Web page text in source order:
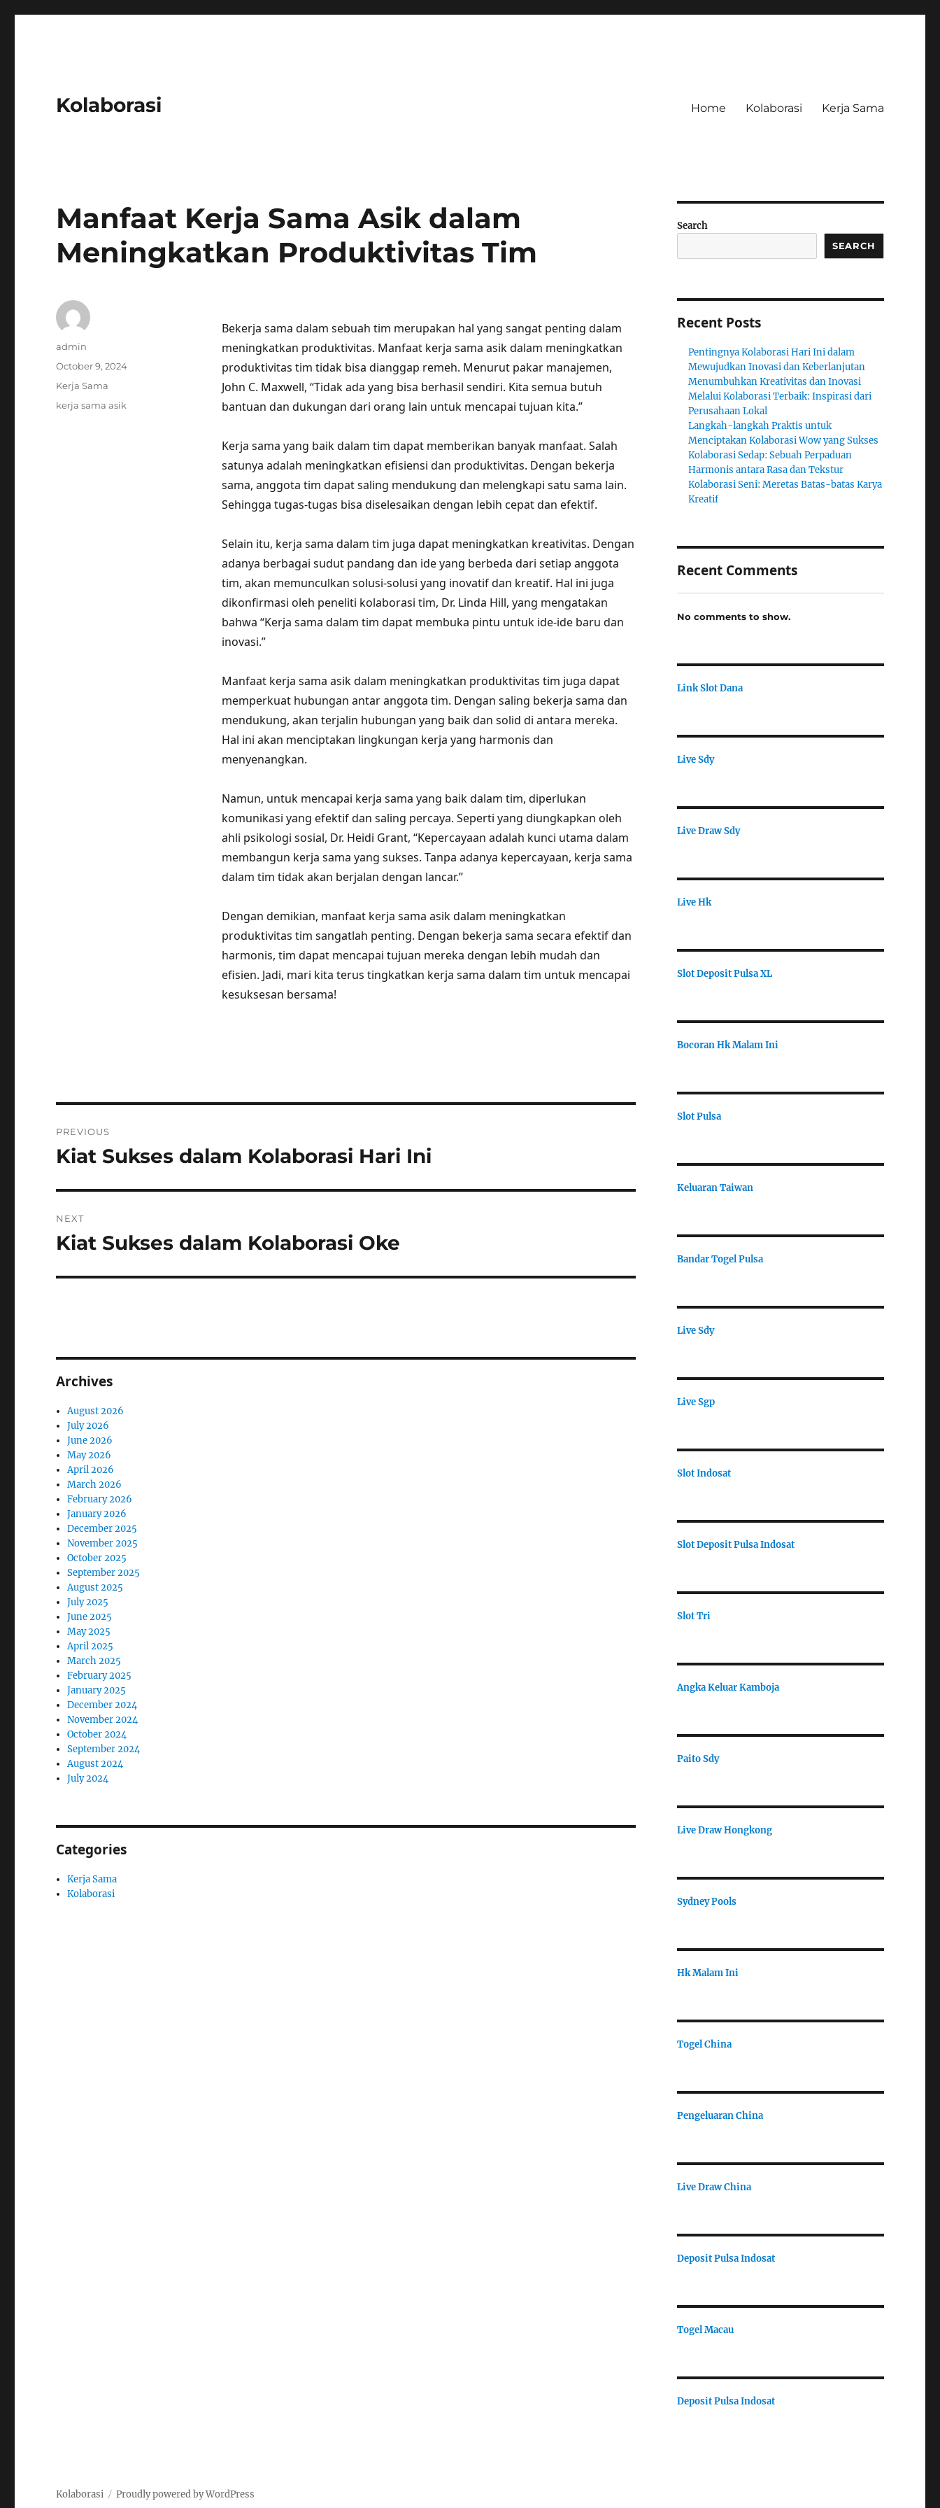
Kolaborasi Home Kolaborasi Kerja Sama
Manfaat Kerja Sama Asik dalam
Meningkatkan Produktivitas Tim
Bekerja sama dalam sebuah tim merupakan hal yang sangat penting dalam
meningkatkan produktivitas. Manfaat kerja sama asik dalam meningkatkan
produktivitas tim tidak bisa dianggap remeh. Menurut pakar manajemen,
John C. Maxwell, “Tidak ada yang bisa berhasil sendiri. Kita semua butuh
bantuan dan dukungan dari orang lain untuk mencapai tujuan kita.”
Kerja sama yang baik dalam tim dapat memberikan banyak manfaat. Salah
satunya adalah meningkatkan efisiensi dan produktivitas. Dengan bekerja
sama, anggota tim dapat saling mendukung dan melengkapi satu sama lain.
Sehingga tugas-tugas bisa diselesaikan dengan lebih cepat dan efektif.
Selain itu, kerja sama dalam tim juga dapat meningkatkan kreativitas. Dengan
adanya berbagai sudut pandang dan ide yang berbeda dari setiap anggota
tim, akan memunculkan solusi-solusi yang inovatif dan kreatif. Hal ini juga
dikonfirmasi oleh peneliti kolaborasi tim, Dr. Linda Hill, yang mengatakan
bahwa “Kerja sama dalam tim dapat membuka pintu untuk ide-ide baru dan
inovasi.”
Manfaat kerja sama asik dalam meningkatkan produktivitas tim juga dapat
memperkuat hubungan antar anggota tim. Dengan saling bekerja sama dan
mendukung, akan terjalin hubungan yang baik dan solid di antara mereka.
Hal ini akan menciptakan lingkungan kerja yang harmonis dan
menyenangkan.
Namun, untuk mencapai kerja sama yang baik dalam tim, diperlukan
komunikasi yang efektif dan saling percaya. Seperti yang diungkapkan oleh
ahli psikologi sosial, Dr. Heidi Grant, “Kepercayaan adalah kunci utama dalam
membangun kerja sama yang sukses. Tanpa adanya kepercayaan, kerja sama
dalam tim tidak akan berjalan dengan lancar.”
Dengan demikian, manfaat kerja sama asik dalam meningkatkan
produktivitas tim sangatlah penting. Dengan bekerja sama secara efektif dan
harmonis, tim dapat mencapai tujuan mereka dengan lebih mudah dan
efisien. Jadi, mari kita terus tingkatkan kerja sama dalam tim untuk mencapai
kesuksesan bersama!
Author
admin
Posted
October 9, 2024
Categories
Kerja Sama
Tags
kerja sama asik
navigation
PREVIOUS
Previous
Kiat Sukses dalam Kolaborasi Hari Ini
NEXT
Next
Kiat Sukses dalam Kolaborasi Oke
Archives
August 2026
July 2026
June 2026
May 2026
April 2026
March 2026
February 2026
January 2026
December 2025
November 2025
October 2025
September 2025
August 2025
July 2025
June 2025
May 2025
April 2025
March 2025
February 2025
January 2025
December 2024
November 2024
October 2024
September 2024
August 2024
July 2024
Categories
Kerja Sama
Kolaborasi
Search
SEARCH
Recent Posts
Pentingnya Kolaborasi Hari Ini dalam
Mewujudkan Inovasi dan Keberlanjutan
Menumbuhkan Kreativitas dan Inovasi
Melalui Kolaborasi Terbaik: Inspirasi dari
Perusahaan Lokal
Langkah-langkah Praktis untuk
Menciptakan Kolaborasi Wow yang Sukses
Kolaborasi Sedap: Sebuah Perpaduan
Harmonis antara Rasa dan Tekstur
Kolaborasi Seni: Meretas Batas-batas Karya
Kreatif
Recent Comments
No comments to show.
Link Slot Dana
Live Sdy
Live Draw Sdy
Live Hk
Slot Deposit Pulsa XL
Bocoran Hk Malam Ini
Slot Pulsa
Keluaran Taiwan
Bandar Togel Pulsa
Live Sdy
Live Sgp
Slot Indosat
Slot Deposit Pulsa Indosat
Slot Tri
Angka Keluar Kamboja
Paito Sdy
Live Draw Hongkong
Sydney Pools
Hk Malam Ini
Togel China
Pengeluaran China
Live Draw China
Deposit Pulsa Indosat
Togel Macau
Deposit Pulsa Indosat
Kolaborasi Proudly powered by WordPress